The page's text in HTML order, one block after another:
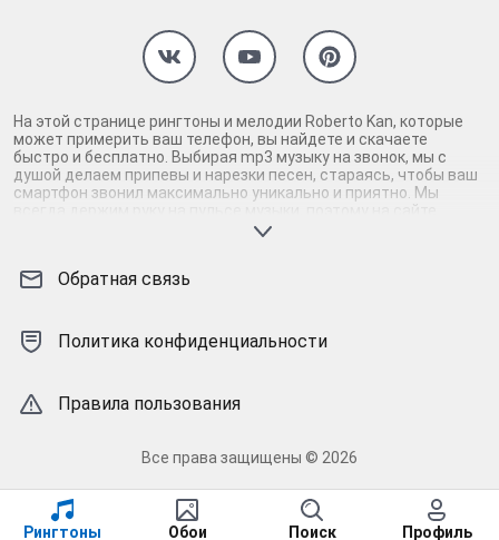
На этой странице рингтоны и мелодии Roberto Kan, которые
может примерить ваш телефон, вы найдете и скачаете
быстро и бесплатно. Выбирая mp3 музыку на звонок, мы с
душой делаем припевы и нарезки песен, стараясь, чтобы ваш
смартфон звонил максимально уникально и приятно. Мы
всегда держим руку на пульсе музыки, поэтому на сайте
присутствуют только самые нормальные рингтоны Roberto
телефона. Вам точно не будет стыдно за такую мелодию
m4r-рингтоны для айфона (iPhone). Перед тем, как бесплатно
скачать на андроид/iOS понравившиеся мелодии, припевы и
звонок для каждого. Как ни назови найдется то, что нужно!
Обратная связь
Политика конфиденциальности
Правила пользования
Все права защищены © 2026
Рингтоны Обои Поиск Профиль